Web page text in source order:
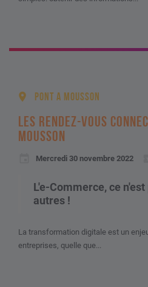
PONT A MOUSSON
LES RENDEZ-VOUS
MOUSSON
Mercredi 30 novembre 2022
L'e-Commerce, ce
autres !
La transformation digitale est un
entreprises, quelle que...